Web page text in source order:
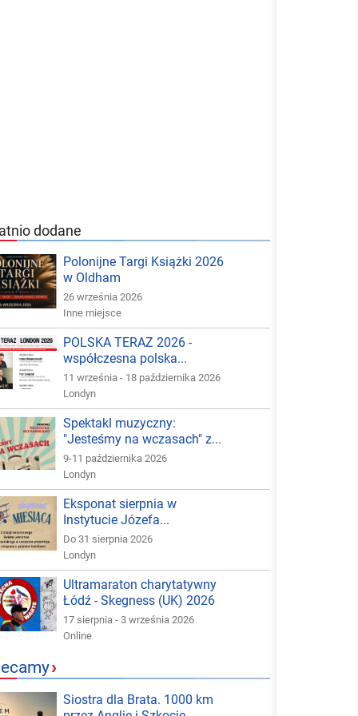
dodane
Polonijne Targi Książki 2026
w Oldham
26 września 2026
Inne miejsce
POLSKA TERAZ 2026 -
współczesna polska...
11 września - 18 października 2026
Londyn
Spektakl muzyczny:
"Jesteśmy na wczasach" z...
9-11 października 2026
Londyn
Eksponat sierpnia w
Instytucie Józefa...
Do 31 sierpnia 2026
Londyn
Ultramaraton charytatywny
Łódź - Skegness (UK) 2026
17 sierpnia - 3 września 2026
Online
›
Siostra dla Brata. 1000 km